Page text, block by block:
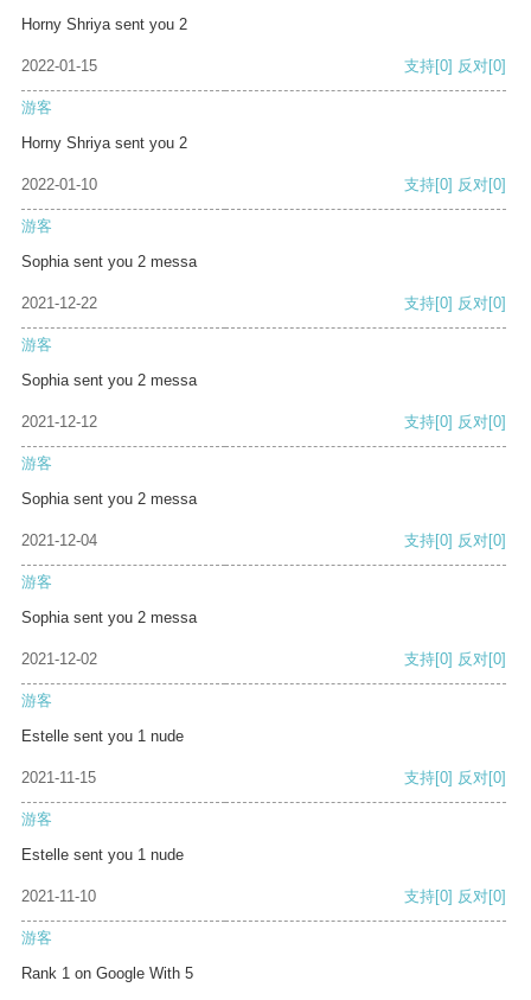
Horny Shriya sent you 2
2022-01-15 支持[0] 反对[0]
游客
Horny Shriya sent you 2
2022-01-10 支持[0] 反对[0]
游客
Sophia sent you 2 messa
2021-12-22 支持[0] 反对[0]
游客
Sophia sent you 2 messa
2021-12-12 支持[0] 反对[0]
游客
Sophia sent you 2 messa
2021-12-04 支持[0] 反对[0]
游客
Sophia sent you 2 messa
2021-12-02 支持[0] 反对[0]
游客
Estelle sent you 1 nude
2021-11-15 支持[0] 反对[0]
游客
Estelle sent you 1 nude
2021-11-10 支持[0] 反对[0]
游客
Rank 1 on Google With 5